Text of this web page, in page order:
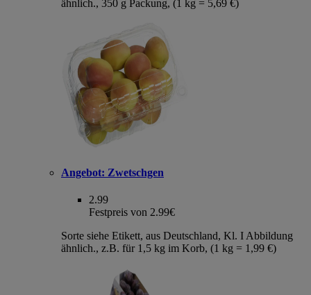
ähnlich., 350 g Packung, (1 kg = 5,69 €)
Angebot: Zwetschgen
2.99
Festpreis von 2.99€
Sorte siehe Etikett, aus Deutschland, Kl. I Abbildung
ähnlich., z.B. für 1,5 kg im Korb, (1 kg = 1,99 €)